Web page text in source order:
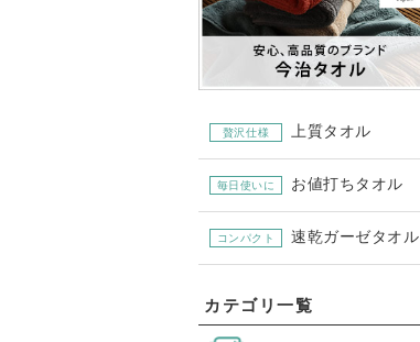
贅沢仕様 上質タオル
毎日使いに お値打ちタオル
コンパクト 速乾ガーゼタオル
カテゴリ一覧